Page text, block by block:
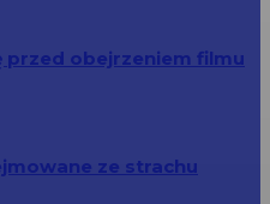
przed obejrzeniem filmu
ze strachu